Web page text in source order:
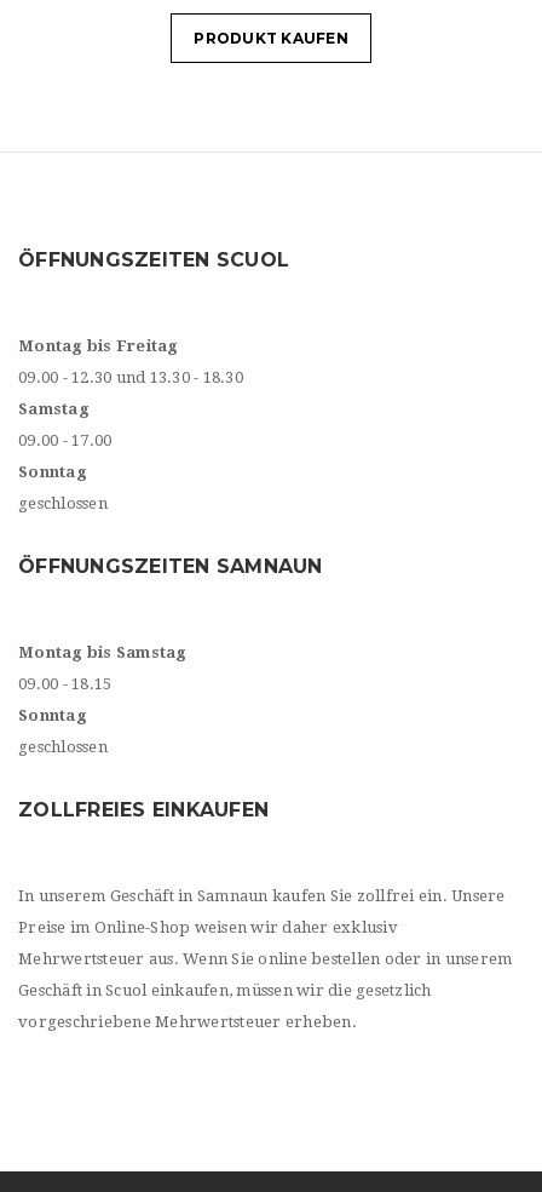
PRODUKT KAUFEN
ÖFFNUNGSZEITEN SCUOL
Montag bis Freitag
09.00 - 12.30 und 13.30 - 18.30
Samstag
09.00 - 17.00
Sonntag
geschlossen
ÖFFNUNGSZEITEN SAMNAUN
Montag bis Samstag
09.00 - 18.15
Sonntag
geschlossen
ZOLLFREIES EINKAUFEN
In unserem Geschäft in Samnaun kaufen Sie zollfrei ein. Unsere
Preise im Online-Shop weisen wir daher exklusiv
Mehrwertsteuer aus. Wenn Sie online bestellen oder in unserem
Geschäft in Scuol einkaufen, müssen wir die gesetzlich
vorgeschriebene Mehrwertsteuer erheben.